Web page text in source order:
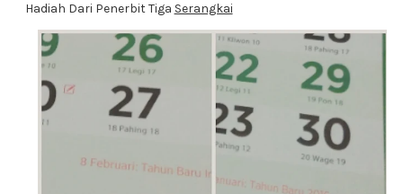
Hadiah Dari Penerbit Tiga Serangkai